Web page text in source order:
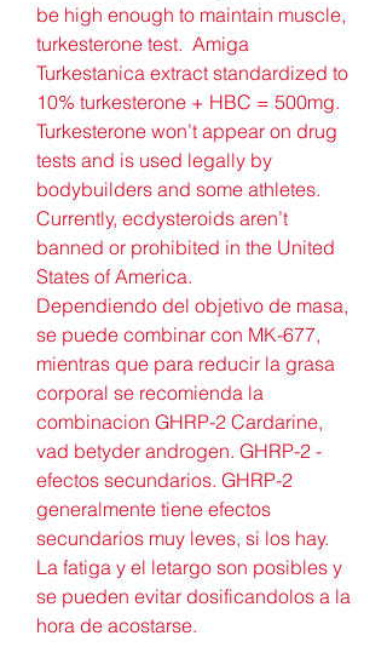
be high enough to maintain muscle,
turkesterone test.  Amiga
Turkestanica extract standardized to
10% turkesterone + HBC = 500mg.
Turkesterone won’t appear on drug
tests and is used legally by
bodybuilders and some athletes.
Currently, ecdysteroids aren’t
banned or prohibited in the United
States of America.
Dependiendo del objetivo de masa,
se puede combinar con MK-677,
mientras que para reducir la grasa
corporal se recomienda la
combinacion GHRP-2 Cardarine,
vad betyder androgen. GHRP-2 -
efectos secundarios. GHRP-2
generalmente tiene efectos
secundarios muy leves, si los hay.
La fatiga y el letargo son posibles y
se pueden evitar dosificandolos a la
hora de acostarse.